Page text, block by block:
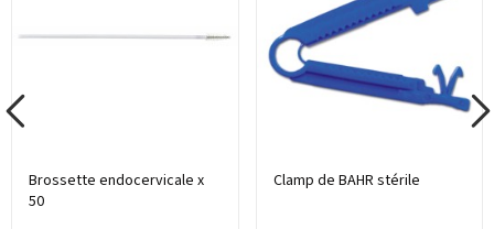
Brossette endocervicale x
50
Clamp de BAHR stérile